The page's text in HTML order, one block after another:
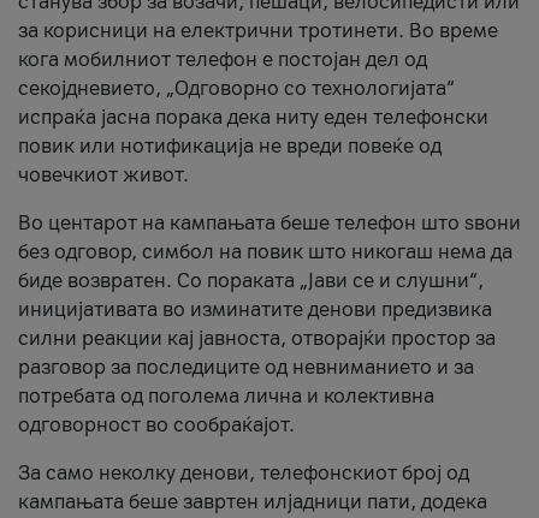
за корисници на електрични тротинети. Во време
кога мобилниот телефон е постојан дел од
секојдневието, „Одговорно со технологијата“
испраќа јасна порака дека ниту еден телефонски
повик или нотификација не вреди повеќе од
човечкиот живот.
Во центарот на кампањата беше телефон што ѕвони
без одговор, симбол на повик што никогаш нема да
биде возвратен. Со пораката „Јави се и слушни“,
иницијативата во изминатите денови предизвика
силни реакции кај јавноста, отворајќи простор за
разговор за последиците од невниманието и за
потребата од поголема лична и колективна
одговорност во сообраќајот.
За само неколку денови, телефонскиот број од
кампањата беше завртен илјадници пати, додека